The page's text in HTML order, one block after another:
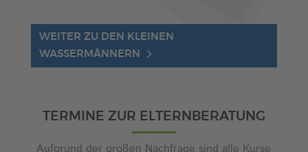
WEITER ZU DEN KLEINEN
WASSERMÄNNERN
TERMINE ZUR ELTERNBERATUNG
Aufgrund der großen Nachfrage sind alle Kurse